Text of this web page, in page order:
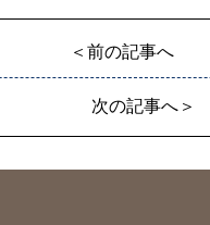
＜前の記事へ
次の記事へ＞